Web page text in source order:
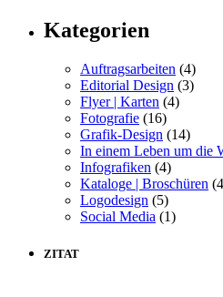
Kategorien
Auftragsarbeiten (4)
Editorial Design (3)
Flyer | Karten (4)
Fotografie (16)
Grafik-Design (14)
In einem Leben um die
Infografiken (4)
Kataloge | Broschüren
Logodesign (5)
Social Media (1)
ZITAT